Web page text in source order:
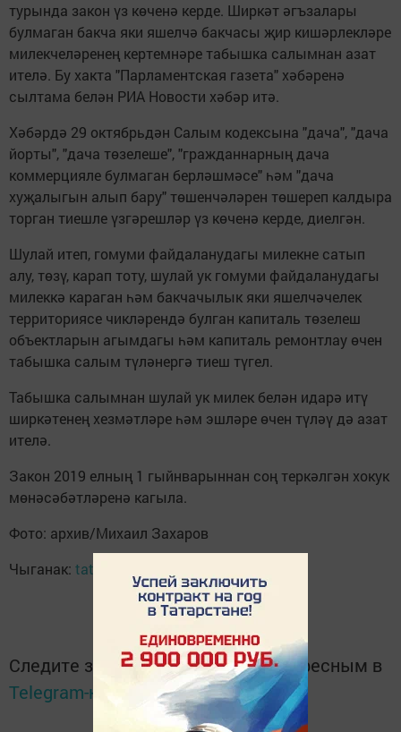
турында закон үз көченә керде. Ширкәт әгъзалары
булмаган бакча яки яшелчә бакчасы җир кишәрлекләре
милекчеләренең кертемнәре табышка салымнан азат
ителә. Бу хакта "Парламентская газета" хәбәренә
сылтама белән РИА Новости хәбәр итә.
Хәбәрдә 29 октябрьдән Салым кодексына "дача", "дача
йорты", "дача төзелеше", "гражданнарның дача
коммерцияле булмаган берләшмәсе" һәм "дача
хуҗалыгын алып бару" төшенчәләрен төшереп калдыра
торган тиешле үзгәрешләр үз көченә керде, диелгән.
Шулай итеп, гомуми файдаланудагы милекне сатып
алу, төзү, карап тоту, шулай ук гомуми файдаланудагы
милеккә караган һәм бакчачылык яки яшелчәчелек
территориясе чикләрендә булган капиталь төзелеш
объектларын агымдагы һәм капиталь ремонтлау өчен
табышка салым түләнергә тиеш түгел.
Табышка салымнан шулай ук милек белән идарә итү
ширкәтенең хезмәтләре һәм эшләре өчен түләү дә азат
ителә.
Закон 2019 елның 1 гыйнварыннан соң теркәлгән хокук
мөнәсәбәтләренә кагыла.
Фото: архив/Михаил Захаров
Чыганак: tatar-inform.tatar
Следите за самым важным и интересным в
Telegram-канале
Татмедиа